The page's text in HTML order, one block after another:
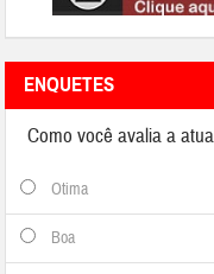
ENQUETES
Como você avalia a
Otima
Boa